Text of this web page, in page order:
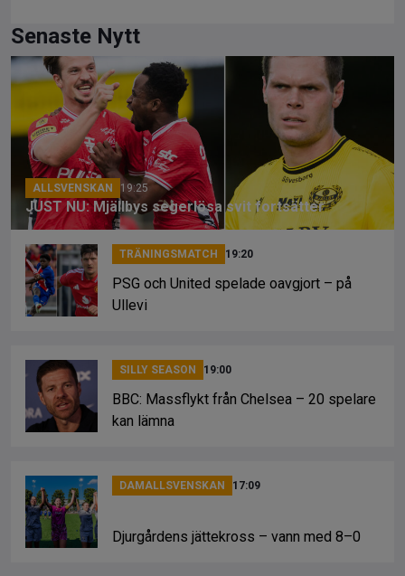
b
o
o
k
a
Li
n
k
Senaste Nytt
ALLSVENSKAN 19:25
JUST NU: Mjällbys segerlösa svit fortsätter
TRÄNINGSMATCH 19:20
PSG och United spelade oavgjort – på
Ullevi
SILLY SEASON 19:00
BBC: Massflykt från Chelsea – 20 spelare
kan lämna
DAMALLSVENSKAN 17:09
Djurgårdens jättekross – vann med 8–0